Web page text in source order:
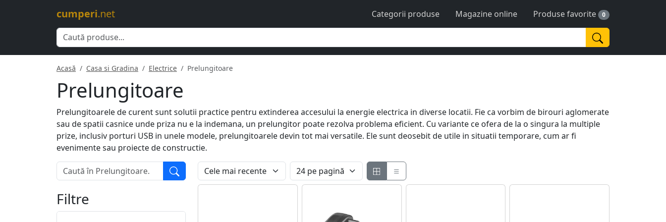
cumperi.net Categorii produse Magazine online Produse favorite 0
Acasă Casa si Gradina Electrice Prelungitoare
Prelungitoare
Prelungitoarele de curent sunt solutii practice pentru extinderea accesului la energie electrica in diverse locatii. Fie ca vorbim de birouri aglomerate
sau de spatii casnice unde priza nu e la indemana, un prelungitor poate rezolva problema eficient. Cu variante ce ofera de la o singura la multiple
prize, inclusiv porturi USB in unele modele, prelungitoarele devin tot mai versatile. Ele sunt deosebit de utile in situatii temporare, cum ar fi
evenimente sau proiecte de constructie.
Filtre